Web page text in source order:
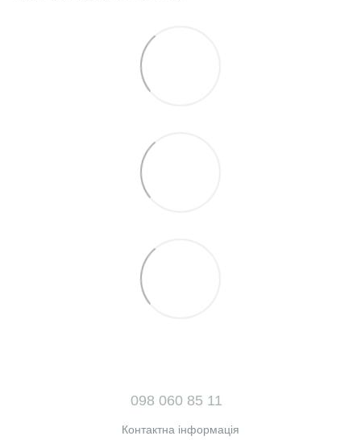
098 060 85 11
Контактна інформація